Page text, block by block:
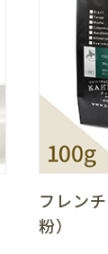
フレン
粉）